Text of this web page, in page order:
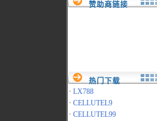
赞助商链接
热门下载
· LX788
· CELLUTEL9
· CELLUTEL99